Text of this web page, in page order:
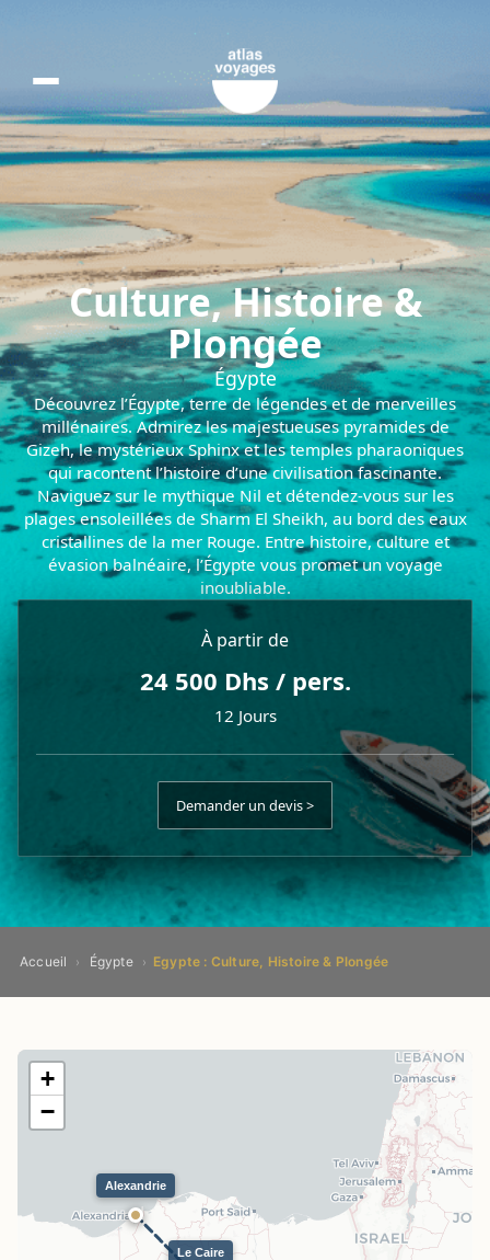
Egypte :
Culture, Histoire &
Plongée
Égypte
Découvrez l’Égypte, terre de légendes et de merveilles
millénaires. Admirez les majestueuses pyramides de
Gizeh, le mystérieux Sphinx et les temples pharaoniques
qui racontent l’histoire d’une civilisation fascinante.
Naviguez sur le mythique Nil et détendez-vous sur les
plages ensoleillées de Sharm El Sheikh, au bord des eaux
cristallines de la mer Rouge. Entre histoire, culture et
évasion balnéaire, l’Égypte vous promet un voyage
inoubliable.
À partir de
24 500 Dhs / pers.
12 Jours
Demander un devis >
Accueil › Égypte › Egypte : Culture, Histoire & Plongée
Alexandrie
Le Caire
+
−